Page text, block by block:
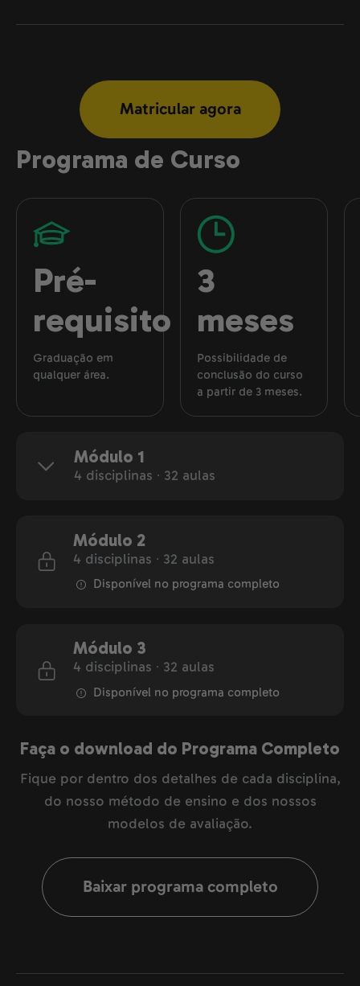
Matricular agora
Programa de Curso
Pré-
requisito
Graduação em
qualquer área.
3
meses
Possibilidade de
conclusão do curso
a partir de 3 meses.
Módulo 1
4 disciplinas ∙ 32 aulas
Módulo 2
4 disciplinas ∙ 32 aulas
Disponível no programa completo
Módulo 3
4 disciplinas ∙ 32 aulas
Disponível no programa completo
Faça o download do Programa Completo
Fique por dentro dos detalhes de cada disciplina,
do nosso método de ensino e dos nossos
modelos de avaliação.
Baixar programa completo